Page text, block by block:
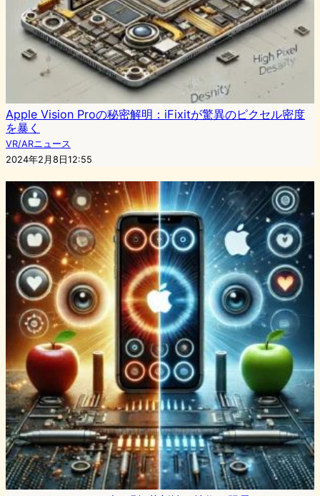
Apple Vision Proの秘密解明：iFixitが驚異のピクセル密度
を暴く
VR/ARニュース
2024年2月8日12:55